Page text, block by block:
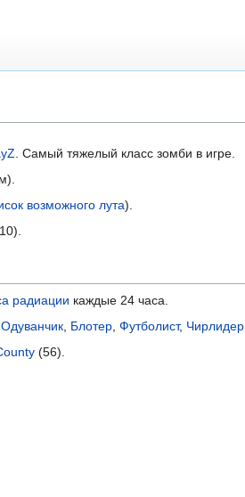
. Самый тяжелый класс зомби в игре.
возможного лута).
радиации каждые 24 часа.
Одуванчик, Блотер, Футболист, Чирлидер
(56).